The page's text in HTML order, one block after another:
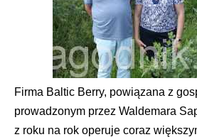
Firma Baltic Berry, powiązana z
prowadzonym przez Waldemara
z roku na rok operuje coraz